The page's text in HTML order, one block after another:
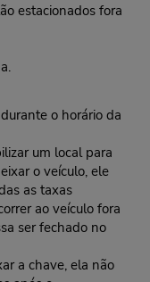
estacionados fora
o horário da
um local para
o veículo, ele
as taxas
ao veículo fora
ser fechado no
a chave, ela não